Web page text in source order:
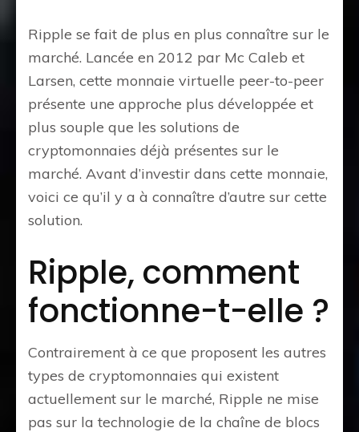
Ripple se fait de plus en plus connaître sur le
marché. Lancée en 2012 par Mc Caleb et
Larsen, cette monnaie virtuelle peer-to-peer
présente une approche plus développée et
plus souple que les solutions de
cryptomonnaies déjà présentes sur le
marché. Avant d’investir dans cette monnaie,
voici ce qu’il y a à connaître d’autre sur cette
solution.
Ripple, comment
fonctionne-t-elle ?
Contrairement à ce que proposent les autres
types de cryptomonnaies qui existent
actuellement sur le marché, Ripple ne mise
pas sur la technologie de la chaîne de blocs